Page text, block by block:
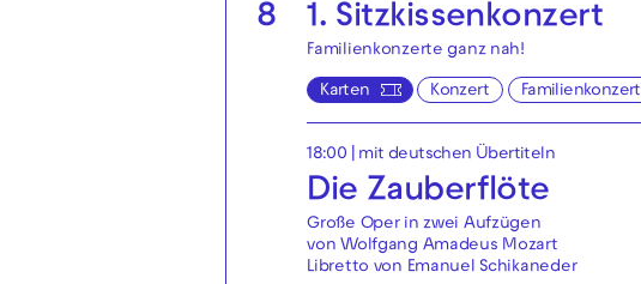
8 1. Sitzkissenkonzert
Familienkonzerte ganz nah!
Karten Konzert Familienkonzert
18:00 mit deutschen Übertiteln
Die Zauberflöte
Große Oper in zwei Aufzügen
von Wolfgang Amadeus Mozart
Libretto von Emanuel Schikaneder